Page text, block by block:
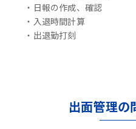
・日報の作成、確認
・入退時間計算
・出退勤打刻
出面管理の